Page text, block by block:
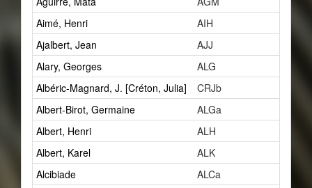
Aimé, Henri
AIH
Ajalbert, Jean
AJJ
Alary, Georges
ALG
Albéric-Magnard, J. [Créton, Julia]
CRJb
Albert-Birot, Germaine
ALGa
Albert, Henri
ALH
Albert, Karel
ALK
Alcibiade
ALCa